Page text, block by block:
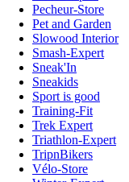
Pecheur-Store
Pet and Garden
Slowood Interior
Smash-Expert
Sneak'In
Sneakids
Sport is good
Training-Fit
Trek Expert
Triathlon-Expert
TripnBikers
Vélo-Store